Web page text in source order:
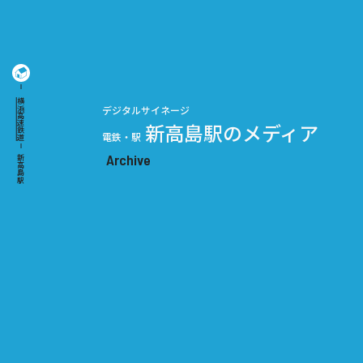
横浜高速鉄道
新高島駅
デジタルサイネージ
電鉄・駅 新高島駅のメディア